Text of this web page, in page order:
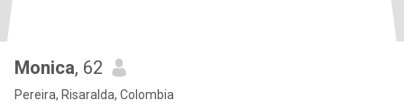
Monica, 62
Pereira, Risaralda, Colombia